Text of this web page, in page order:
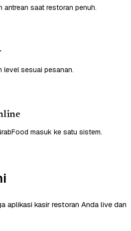
antrean saat restoran penuh.
level sesuai pesanan.
masuk ke satu sistem.
aplikasi kasir restoran Anda live dan